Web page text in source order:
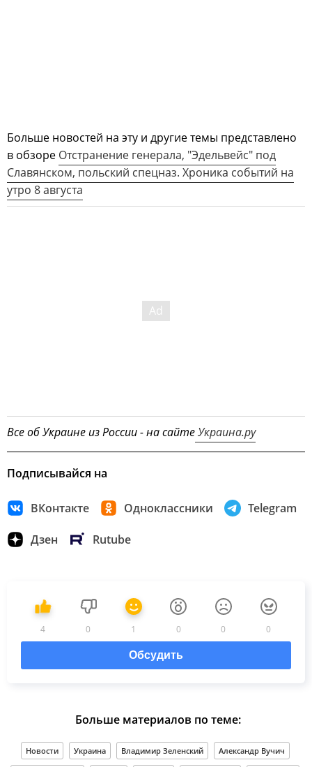
Больше новостей на эту и другие темы представлено
в обзоре Отстранение генерала, "Эдельвейс" под
Славянском, польский спецназ. Хроника событий на
утро 8 августа
Все об Украине из России - на сайтеУкраина.ру
Подписывайся на
ВКонтакте Одноклассники Telegram
Дзен Rutube
4 0 1 0 0 0
Обсудить
Больше материалов по теме:
Новости Украина Владимир Зеленский Александр Вучич